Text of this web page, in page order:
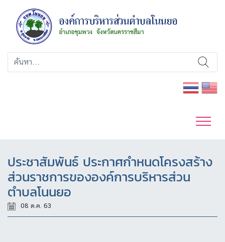
ประชาสัมพันธ์ ประกาศกำหนดโครงสร้าง
ส่วนราชการขององค์การบริหารส่วน
ตำบลโนนยอ
08 ต.ค. 63